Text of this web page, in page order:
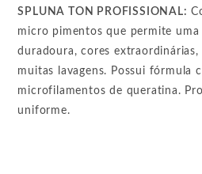
SPLUNA TON PROFISSIONAL:
micro pimentos que permite
duradoura, cores extraordinárias,
muitas lavagens. Possui fórmula
microfilamentos de queratina.
uniforme.